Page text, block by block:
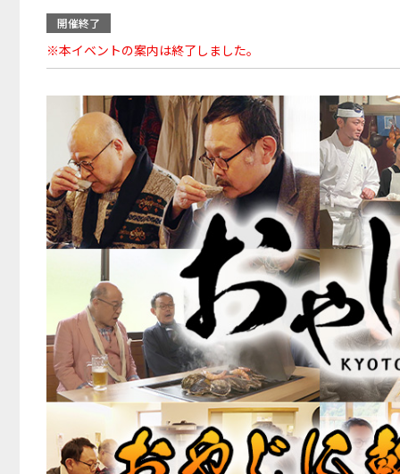
開催終了
※本イベントの案内は終了しました。